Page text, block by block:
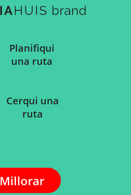
Planifiqui
una ruta
Cerqui una
ruta
Millorar